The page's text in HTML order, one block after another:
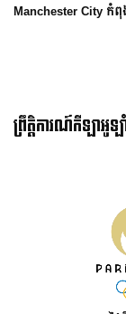
Manchester City កំ
ព្រឹត្តិការណ៍កីឡាអូឡ